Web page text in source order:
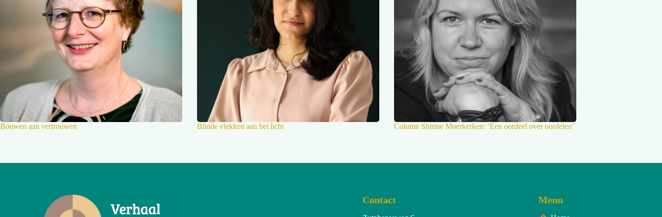
Bouwen aan vertrouwen Blinde vlekken aan het licht Column Shirine Moerkerken: ‘Een oordeel over oordelen’
Contact Menu